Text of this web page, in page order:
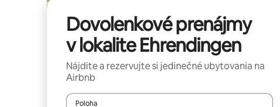
Dovolenkové prenájmy
v lokalite Ehrendingen
Nájdite a rezervujte si jedinečné ubytovania na
Airbnb
Poloha